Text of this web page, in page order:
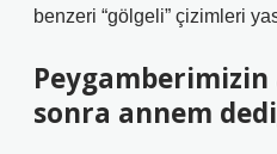
benzeri “gölgeli” çizimleri
sonra annem